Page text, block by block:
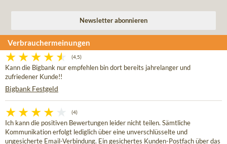
Verbrauchermeinungen
(4,5)
Kann die Bigbank nur empfehlen bin dort bereits jahrelanger und
zufriedener Kunde!!
Bigbank Festgeld
(4)
Ich kann die positiven Bewertungen leider nicht teilen. Sämtliche
Kommunikation erfolgt lediglich über eine unverschlüsselte und
ungesicherte Email-Verbindung. Ein gesichertes Kunden-Postfach über das